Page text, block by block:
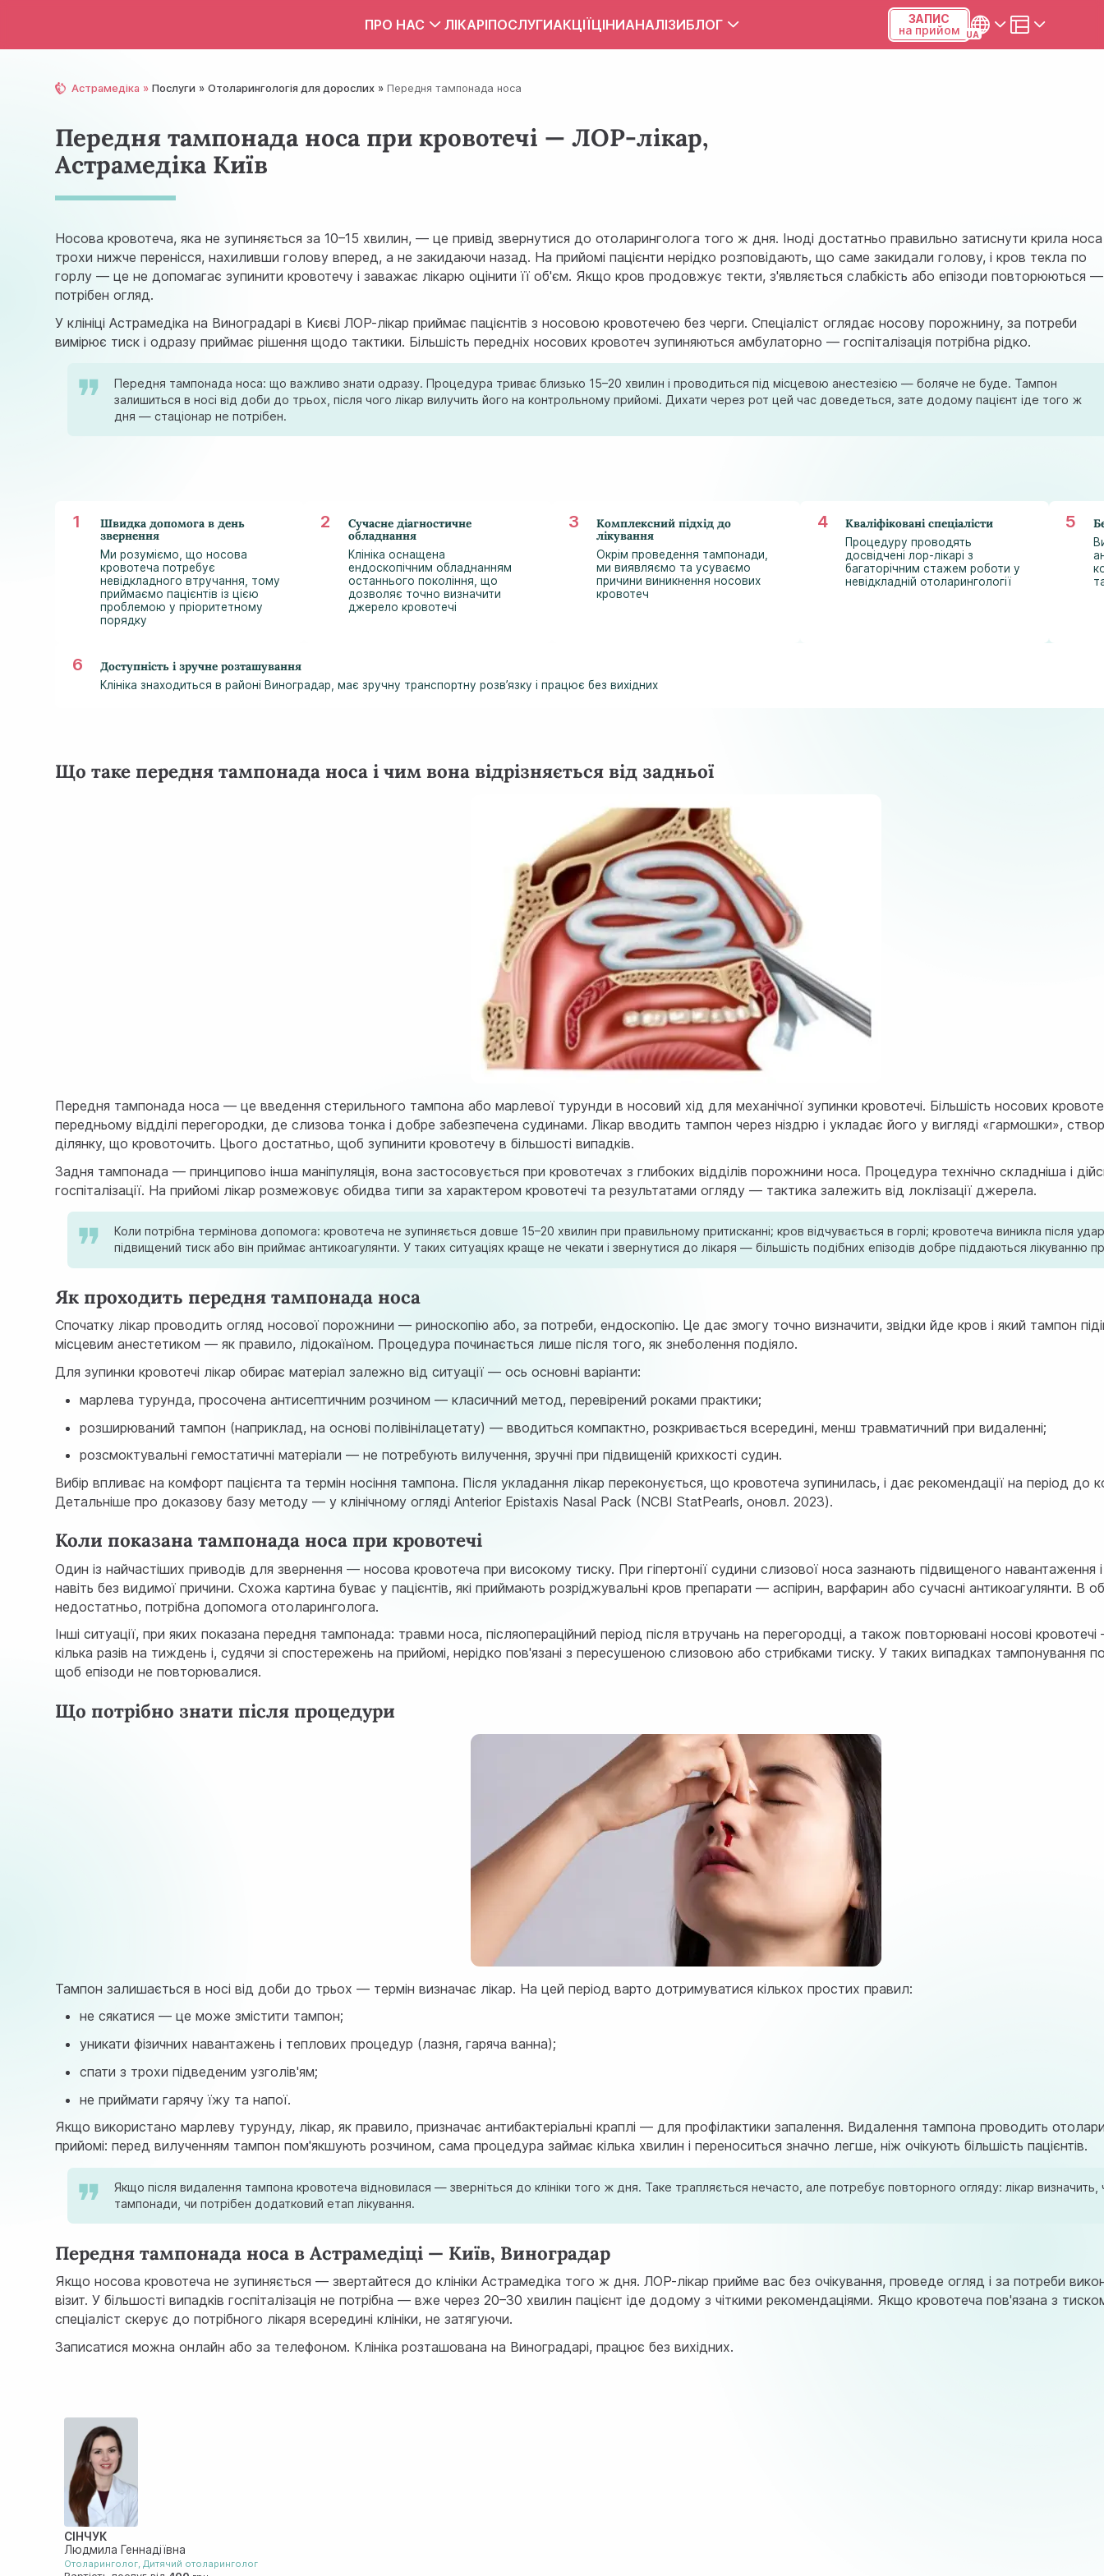
ПРО НАС
Контакти
Правила внутрішнього розпорядку
Зона обслуговування
ЛІКАРІПОСЛУГИАКЦІЇЦІНИАНАЛІЗИБЛОГ
ЗАПИС
на прийом
Viber
СБ
09:00-15:00
Астрамедіка Послуги Отолaрингологія для дорослих Передня тампонада носа
Передня тампонада носа при кровотечі — ЛОР-лікар,
Астрамедіка Київ
Носова кровотеча, яка не зупиняється за 10–15 хвилин, — це привід звернутися до отоларинголога того ж дня. Іноді достатньо правильно затиснути крила
трохи нижче перенісся, нахиливши голову вперед, а не закидаючи назад. На прийомі пацієнти нерідко розповідають, що саме закидали голову, і кров текла по
горлу — це не допомагає зупинити кровотечу і заважає лікарю оцінити її об'єм. Якщо кров продовжує текти, з'являється слабкість або епізоди повторюються —
потрібен огляд.
У клініці Астрамедіка на Виноградарі в Києві ЛОР-лікар приймає пацієнтів з носовою кровотечею без черги. Спеціаліст оглядає носову порожнину, за потреби
вимірює тиск і одразу приймає рішення щодо тактики. Більшість передніх носових кровотеч зупиняються амбулаторно — госпіталізація потрібна рідко.
Передня тампонада носа: що важливо знати одразу. Процедура триває близько 15–20 хвилин і проводиться під місцевою анестезією — боляче не буде. Тампон
залишиться в носі від доби до трьох, після чого лікар вилучить його на контрольному прийомі. Дихати через рот цей час доведеться, зате додому пацієнт іде того ж
дня — стаціонар не потрібен.
Швидка допомога в день
звернення
Ми розуміємо, що носова
кровотеча потребує
невідкладного втручання, тому
приймаємо пацієнтів із цією
проблемою у пріоритетному
порядку
Сучасне діагностичне
обладнання
Клініка оснащена
ендоскопічним обладнанням
останнього покоління, що
дозволяє точно визначити
джерело кровотечі
Комплексний підхід до
лікування
Окрім проведення тампонади,
ми виявляємо та усуваємо
причини виникнення носових
кровотеч
Кваліфіковані спеціалісти
Процедуру проводять
досвідчені лор-лікарі з
багаторічним стажем роботи у
невідкладній отоларингології
Доступність і зручне розташування
Клініка знаходиться в районі Виноградар, має зручну транспортну розв’язку і працює без вихідних
Що таке передня тампонада носа і чим вона відрізняється від задньої
Передня тампонада носа — це введення стерильного тампона або марлевої турунди в носовий хід для механічної зупинки кровотечі. Більшість носових
передньому відділі перегородки, де слизова тонка і добре забезпечена судинами. Лікар вводить тампон через ніздрю і укладає його у вигляді «гармошки»,
ділянку, що кровоточить. Цього достатньо, щоб зупинити кровотечу в більшості випадків.
Задня тампонада — принципово інша маніпуляція, вона застосовується при кровотечах з глибоких відділів порожнини носа. Процедура технічно складніша і
госпіталізації. На прийомі лікар розмежовує обидва типи за характером кровотечі та результатами огляду — тактика залежить від локлізації джерела.
Коли потрібна термінова допомога: кровотеча не зупиняється довше 15–20 хвилин при правильному притисканні; кров відчувається в горлі; кровотеча виникла після
підвищений тиск або він приймає антикоагулянти. У таких ситуаціях краще не чекати і звернутися до лікаря — більшість подібних епізодів добре піддаються лікуванню
Як проходить передня тампонада носа
Спочатку лікар проводить огляд носової порожнини — риноскопію або, за потреби, ендоскопію. Це дає змогу точно визначити, звідки йде кров і який тампон
місцевим анестетиком — як правило, лідокаїном. Процедура починається лише після того, як знеболення подіяло.
Для зупинки кровотечі лікар обирає матеріал залежно від ситуації — ось основні варіанти:
марлева турунда, просочена антисептичним розчином — класичний метод, перевірений роками практики;
розширюваний тампон (наприклад, на основі полівінілацетату) — вводиться компактно, розкривається всередині, менш травматичний при видаленні;
розсмоктувальні гемостатичні матеріали — не потребують вилучення, зручні при підвищеній крихкості судин.
Вибір впливає на комфорт пацієнта та термін носіння тампона. Після укладання лікар переконується, що кровотеча зупинилась, і дає рекомендації на період до
Детальніше про доказову базу методу — у клінічному оглядіAnterior Epistaxis Nasal Pack (NCBI StatPearls, оновл. 2023).
Коли показана тампонада носа при кровотечі
Один із найчастіших приводів для звернення — носова кровотеча при високому тиску. При гіпертонії судини слизової носа зазнають підвищеного
навіть без видимої причини. Схожа картина буває у пацієнтів, які приймають розріджувальні кров препарати — аспірин, варфарин або сучасні антикоагулянти. В
недостатньо, потрібна допомога отоларинголога.
Інші ситуації, при яких показана передня тампонада: травми носа, післяопераційний період після втручань на перегородці, а також повторювані носові
кілька разів на тиждень і, судячи зі спостережень на прийомі, нерідко пов'язані з пересушеною слизовою або стрибками тиску. У таких випадках тампонування
щоб епізоди не повторювалися.
Що потрібно знати після процедури
Тампон залишається в носі від доби до трьох — термін визначає лікар. На цей період варто дотримуватися кількох простих правил:
не сякатися — це може змістити тампон;
уникати фізичних навантажень і теплових процедур (лазня, гаряча ванна);
спати з трохи підведеним узголів'ям;
не приймати гарячу їжу та напої.
Якщо використано марлеву турунду, лікар, як правило, призначає антибактеріальні краплі — для профілактики запалення. Видалення тампона проводить
прийомі: перед вилученням тампон пом'якшують розчином, сама процедура займає кілька хвилин і переноситься значно легше, ніж очікують більшість пацієнтів.
Якщо після видалення тампона кровотеча відновилася — зверніться до клініки того ж дня. Таке трапляється нечасто, але потребує повторного огляду: лікар
тампонади, чи потрібен додатковий етап лікування.
Передня тампонада носа в Астрамедіці — Київ, Виноградар
Якщо носова кровотеча не зупиняється — звертайтеся до клініки Астрамедіка того ж дня. ЛОР-лікар прийме вас без очікування, проведе огляд і за потреби
візит. У більшості випадків госпіталізація не потрібна — вже через 20–30 хвилин пацієнт іде додому з чіткими рекомендаціями. Якщо кровотеча пов'язана з
спеціаліст скерує до потрібного лікаря всередині клініки, не затягуючи.
Записатися можна онлайн або за телефоном. Клініка розташована на Виноградарі, працює без вихідних.
СІНЧУК
Людмила Геннадіївна
Отоларинголог,Дитячий отоларинголог